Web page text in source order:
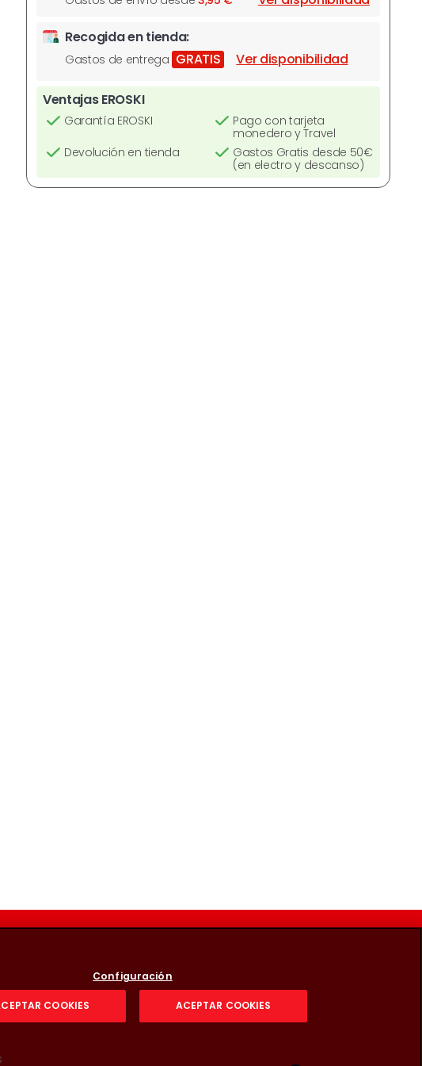
Recogida en tienda:
Gastos de entrega GRATIS Ver disponibilidad
Ventajas EROSKI
Garantía EROSKI
Pago con tarjeta
monedero y Travel
Devolución en tienda
Gastos Gratis desde 50€
(en electro y descanso)
Configuración
COOKIES ACEPTAR COOKIES